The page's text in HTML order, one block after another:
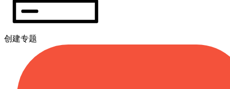
创建专题